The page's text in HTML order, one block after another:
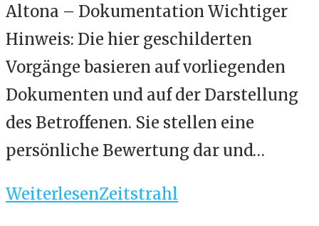
Altona – Dokumentation Wichtiger
Hinweis: Die hier geschilderten
Vorgänge basieren auf vorliegenden
Dokumenten und auf der Darstellung
des Betroffenen. Sie stellen eine
persönliche Bewertung dar und…
WeiterlesenZeitstrahl